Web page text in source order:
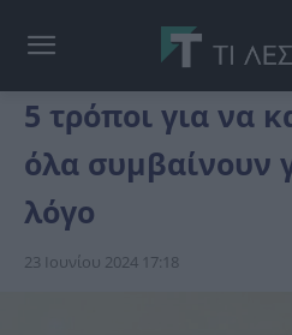
5 τρόποι για να
όλα συμβαίνουν
λόγο
23 Ιουνίου 2024 17:18